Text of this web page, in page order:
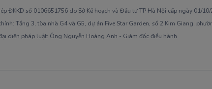
ĐKKD số 0106651756 do Sở Kế hoạch và Đầu tư TP Hà Nội cấp ngày 01/
Tầng 3, tòa nhà G4 và G5, dự án Five Star Garden, số 2 Kim Giang,
diện pháp luật: Ông Nguyễn Hoàng Anh - Giám đốc điều hành